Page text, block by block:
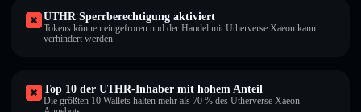
UTHR Sperrberechtigung aktiviert
Tokens können eingefroren und der Handel mit Utherverse Xaeon kann
verhindert werden.
Top 10 der UTHR-Inhaber mit hohem Anteil
Die größten 10 Wallets halten mehr als 70 % des Utherverse Xaeon-